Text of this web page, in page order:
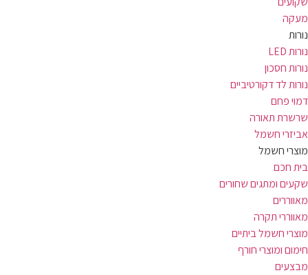
מעקה
נורות
נורות LED
נורות חסכון
נורות לד דקורטיביים
דמוי פחם
שרשרת תאורה
אביזרי חשמל
מוצרי חשמל
בית חכם
שקעים ומתגים שחורים
מאווררים
מאווררי תקרה
מוצרי חשמל ביתיים
חימום ומוצרי חורף
מבצעים